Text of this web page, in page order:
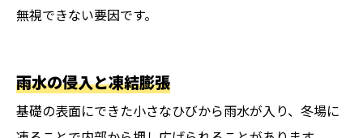
無視できない要因です。
雨水の侵入と凍結膨張
基礎の表面にできた小さなひびから雨水が入り、冬場に